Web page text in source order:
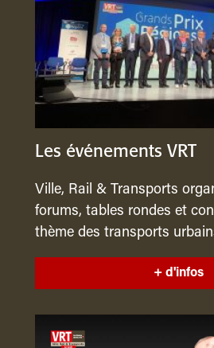
Les événements VRT
Ville, Rail & Transports
forums, tables rondes et
thème des transports
+ d'infos